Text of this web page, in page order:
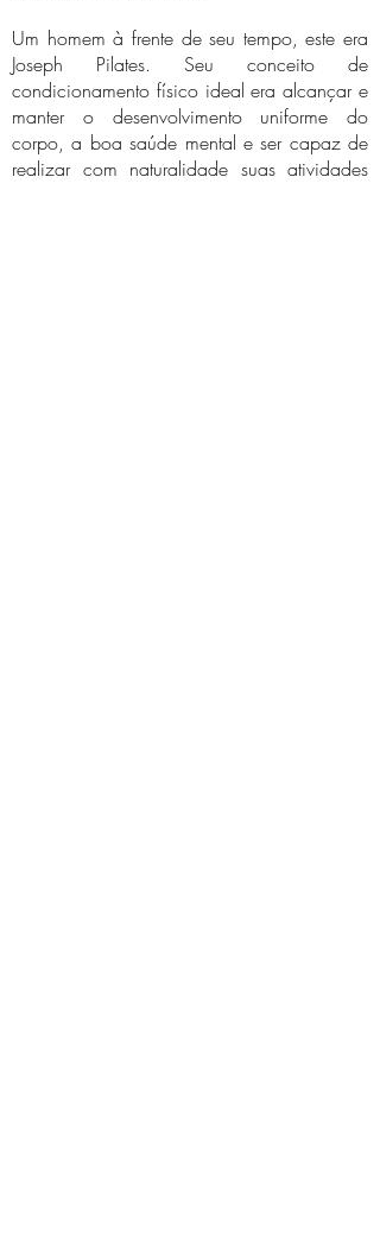
Um homem à frente de seu tempo, este era
Joseph Pilates. Seu conceito de
condicionamento físico ideal era alcançar e
manter o desenvolvimento uniforme do
corpo, a boa saúde mental e ser capaz de
realizar com naturalidade suas atividades